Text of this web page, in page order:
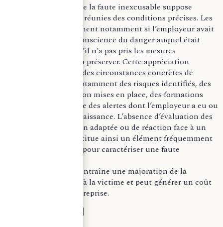
La reconnaissance de la faute inexcusable suppose
toutefois que soient réunies des conditions précises. Les
juridictions recherchent notamment si l’employeur avait
ou aurait dû avoir conscience du danger auquel était
exposé le salarié et s’il n’a pas pris les mesures
nécessaires pour l’en préserver. Cette appréciation
s’effectue au regard des circonstances concrètes de
chaque situation, notamment des risques identifiés, des
mesures de prévention mises en place, des formations
dispensées ou encore des alertes dont l’employeur a eu ou
aurait dû avoir connaissance. L’absence d’évaluation des
risques, de protection adaptée ou de réaction face à un
danger signalé constitue ainsi un élément fréquemment
retenu par les juges pour caractériser une faute
Cette qualification entraîne une majoration de la
réparation accordée à la victime et peut générer un coût
important pour l’entreprise.
Sur le plan pénal